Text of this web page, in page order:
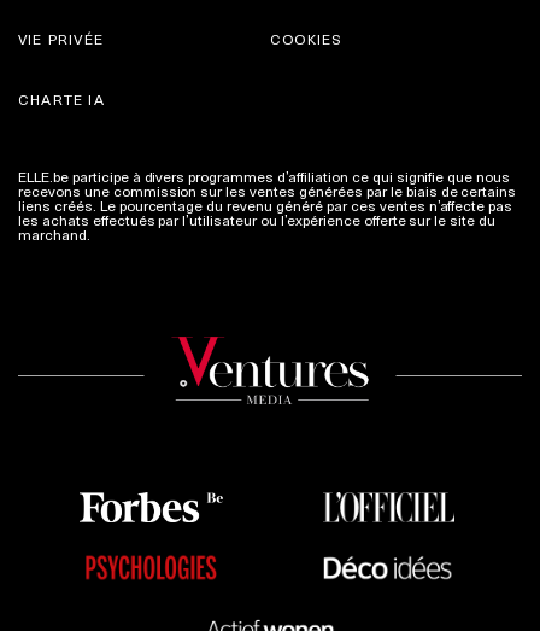
VIE PRIVÉE
CHARTE IA
COOKIES
ELLE.be participe à divers programmes d’affiliation ce qui signifie que nous
recevons une commission sur les ventes générées par le biais de certains
liens créés. Le pourcentage du revenu généré par ces ventes n’affecte pas
les achats effectués par l’utilisateur ou l’expérience offerte sur le site du
marchand. Plus d'infos